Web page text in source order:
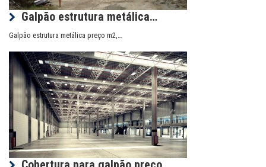
Galpão estrutura metálica…
Galpão estrutura metálica preço m2,…